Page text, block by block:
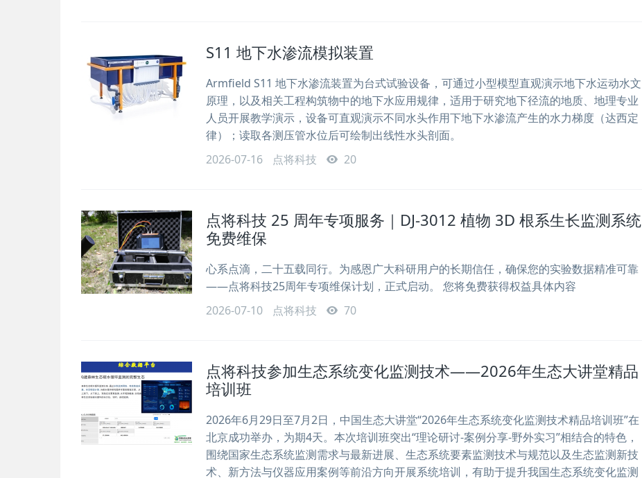
S11 地下水渗流模拟装置
Armfield S11 地下水渗流装置为台式试验设备，可通过小型模型直观演示地下水运动水文
原理，以及相关工程构筑物中的地下水应用规律，适用于研究地下径流的地质、地理专业
人员开展教学演示，设备可直观演示不同水头作用下地下水渗流产生的水力梯度（达西定
律）；读取各测压管水位后可绘制出线性水头剖面。
2026-07-16
点将科技 20
点将科技 25 周年专项服务｜DJ-3012 植物 3D 根系生长监测系统
免费维保
心系点滴，二十五载同行。为感恩广大科研用户的长期信任，确保您的实验数据精准可靠
——点将科技25周年专项维保计划，正式启动。 您将免费获得权益具体内容
2026-07-10
点将科技 70
点将科技参加生态系统变化监测技术——2026年生态大讲堂精品
培训班
2026年6月29日至7月2日，中国生态大讲堂“2026年生态系统变化监测技术精品培训班”在
北京成功举办，为期4天。本次培训班突出“理论研讨-案例分享-野外实习”相结合的特色，
围绕国家生态系统监测需求与最新进展、生态系统要素监测技术与规范以及生态监测新技
术、新方法与仪器应用案例等前沿方向开展系统培训，有助于提升我国生态系统变化监测